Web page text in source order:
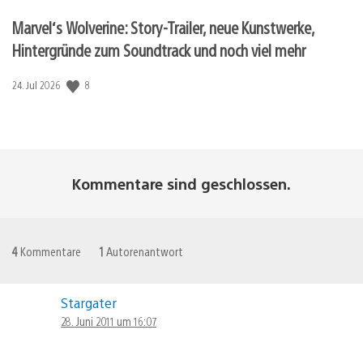
Marvel‘s Wolverine: Story-Trailer, neue Kunstwerke,
Hintergründe zum Soundtrack und noch viel mehr
Veröffentlichungsdatum:
24. Jul 2026 8
Kommentare sind geschlossen.
4 Kommentare 1 Autorenantwort
Stargater
28. Juni 2011 um 16:07